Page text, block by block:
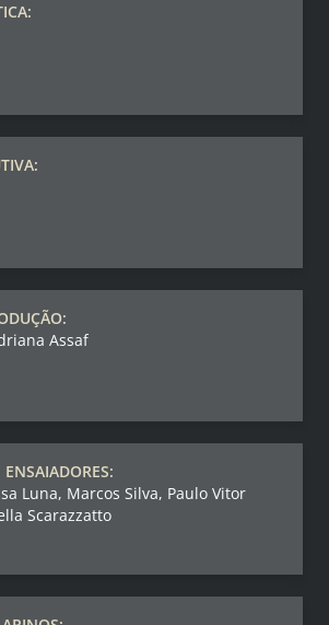
Assaf
ENSAIADORES:
Luna, Marcos Silva, Paulo Vitor
Scarazzatto